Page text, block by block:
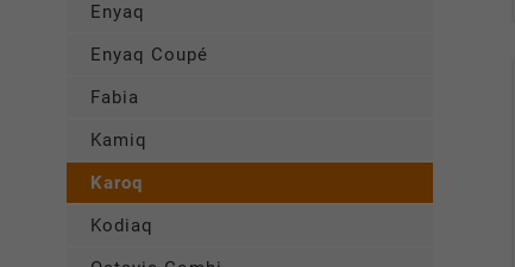
Enyaq
Enyaq Coupé
Fabia
Kamiq
Karoq
Kodiaq